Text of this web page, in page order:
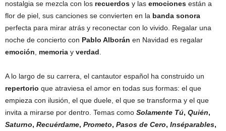
nostalgia se mezcla con los recuerdos y las emociones están a
flor de piel, sus canciones se convierten en la banda sonora
perfecta para mirar atrás y reconectar con lo vivido. Regalar una
noche de concierto con Pablo Alborán en Navidad es regalar
emoción, memoria y verdad.
A lo largo de su carrera, el cantautor español ha construido un
repertorio que atraviesa el amor en todas sus formas: el que
empieza con ilusión, el que duele, el que se transforma y el que
invita a mirarse por dentro. Temas como Solamente Tú, Quién,
Saturno, Recuérdame, Prometo, Pasos de Cero, Inséparables,